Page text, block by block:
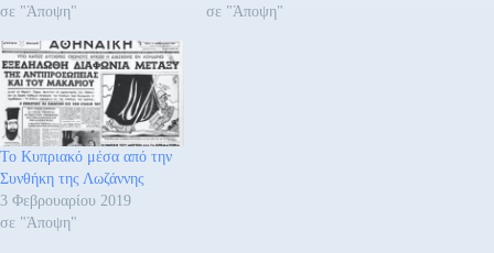
σε "Άποψη"
σε "Άποψη"
Το Κυπριακό μέσα από την
Συνθήκη της Λωζάννης
3 Φεβρουαρίου 2019
σε "Άποψη"